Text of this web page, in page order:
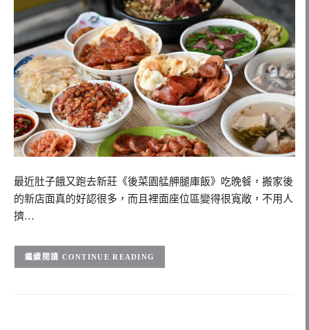
最近肚子餓又跑去新莊《後菜園艋舺腿庫飯》吃晚餐，搬家後
的新店面真的好認很多，而且裡面座位區變得很寬敞，不用人
擠…
CONTINUE READING